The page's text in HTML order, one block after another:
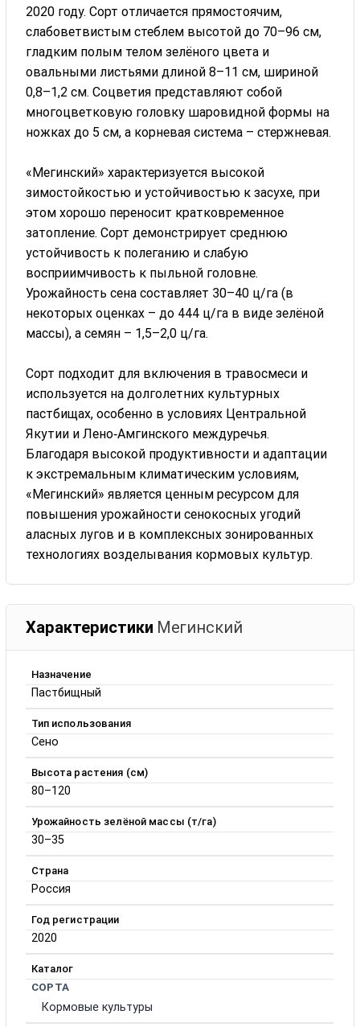
2020 году. Сорт отличается прямостоячим,
слабоветвистым стеблем высотой до 70–96 см,
гладким полым телом зелёного цвета и
овальными листьями длиной 8–11 см, шириной
0,8–1,2 см. Соцветия представляют собой
многоцветковую головку шаровидной формы на
ножках до 5 см, а корневая система – стержневая.
«Мегинский» характеризуется высокой
зимостойкостью и устойчивостью к засухе, при
этом хорошо переносит кратковременное
затопление. Сорт демонстрирует среднюю
устойчивость к полеганию и слабую
восприимчивость к пыльной головне.
Урожайность сена составляет 30–40 ц/га (в
некоторых оценках – до 444 ц/га в виде зелёной
массы), а семян – 1,5–2,0 ц/га.
Сорт подходит для включения в травосмеси и
используется на долголетних культурных
пастбищах, особенно в условиях Центральной
Якутии и Лено‑Амгинского междуречья.
Благодаря высокой продуктивности и адаптации
к экстремальным климатическим условиям,
«Мегинский» является ценным ресурсом для
повышения урожайности сенокосных угодий
аласных лугов и в комплексных зонированных
технологиях возделывания кормовых культур.
Характеристики Мегинский
Назначение
Пастбищный
Тип использования
Сено
Высота растения (см)
80–120
Урожайность зелёной массы (т/га)
30–35
Страна
Россия
Год регистрации
2020
Каталог
СОРТА
Кормовые культуры